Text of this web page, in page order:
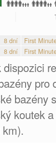
8 dní First
8 dní First
pro
bazény
koutek